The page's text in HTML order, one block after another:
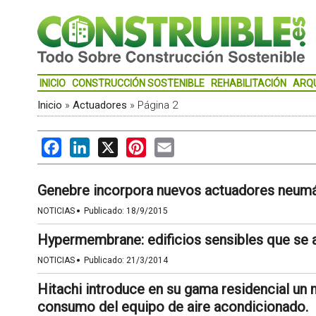
INICIO CONSTRUCCIÓN SOSTENIBLE REHABILITACIÓN
Inicio » Actuadores » Página 2
FacebookLinkedIn
X PinterestEmail
Genebre incorpora nuevos actuadores
NOTICIAS · Publicado: 18/9/2015
Hypermembrane: edificios sensibles que se
NOTICIAS · Publicado: 21/3/2014
Hitachi introduce en su gama residencial
consumo del equipo de aire acondicionado.